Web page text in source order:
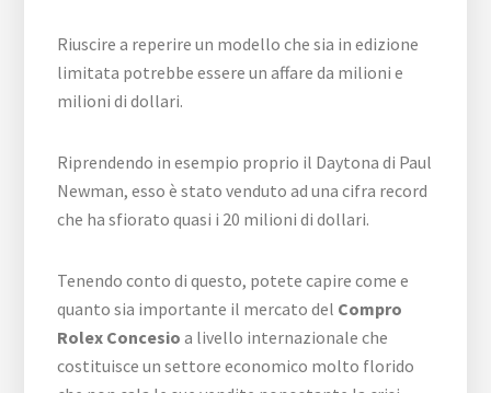
Riuscire a reperire un modello che sia in edizione
limitata potrebbe essere un affare da milioni e
milioni di dollari.
Riprendendo in esempio proprio il Daytona di Paul
Newman, esso è stato venduto ad una cifra record
che ha sfiorato quasi i 20 milioni di dollari.
Tenendo conto di questo, potete capire come e
quanto sia importante il mercato del Compro
Rolex Concesio a livello internazionale che
costituisce un settore economico molto florido